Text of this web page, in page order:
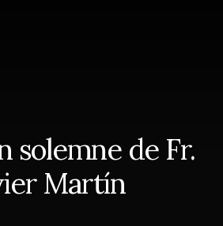
solemne de Fr.
Martín